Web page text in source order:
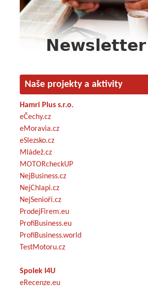
Naše projekty a aktivity
Hamri Plus s.r.o.
eČechy.cz
eMoravia.cz
eSlezsko.cz
Mládež.cz
MOTORcheckUP
NejBusiness.cz
NejChlapi.cz
NejSenioři.cz
ProdejFirem.eu
ProfiBusiness.eu
ProfiBusiness.world
TestMotoru.cz
Spolek I4U
eRecenze.eu